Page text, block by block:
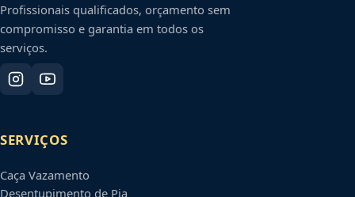
Profissionais qualificados, orçamento sem
compromisso e garantia em todos os
serviços.
SERVIÇOS
Caça Vazamento
Desentupimento de Pia